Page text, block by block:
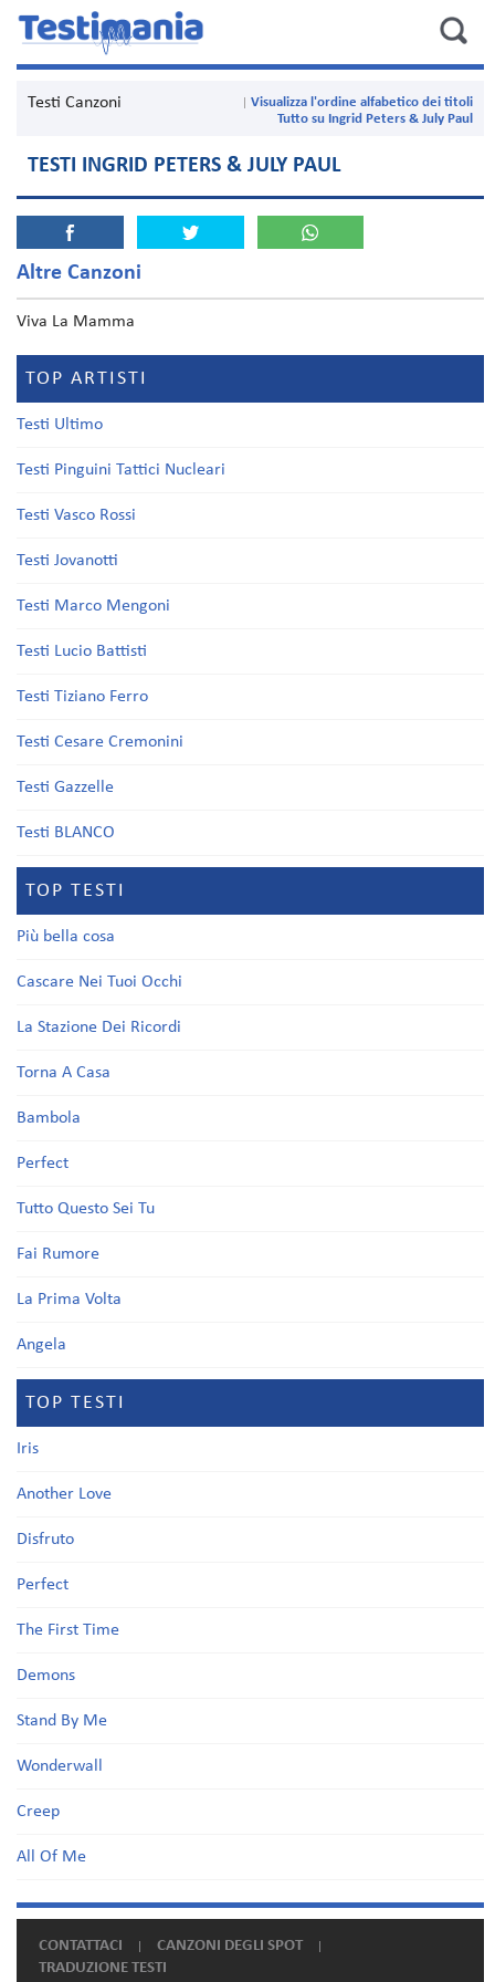
Testi Canzoni
Visualizza l'ordine alfabetico dei titoli
Tutto su Ingrid Peters & July Paul
TESTI INGRID PETERS & JULY PAUL
Altre Canzoni
Viva La Mamma
TOP ARTISTI
Testi Ultimo
Testi Pinguini Tattici Nucleari
Testi Vasco Rossi
Testi Jovanotti
Testi Marco Mengoni
Testi Lucio Battisti
Testi Tiziano Ferro
Testi Cesare Cremonini
Testi Gazzelle
Testi BLANCO
TOP TESTI
Più bella cosa
Cascare Nei Tuoi Occhi
La Stazione Dei Ricordi
Torna A Casa
Bambola
Perfect
Tutto Questo Sei Tu
Fai Rumore
La Prima Volta
Angela
TOP TESTI
Iris
Another Love
Disfruto
Perfect
The First Time
Demons
Stand By Me
Wonderwall
Creep
All Of Me
CONTATTACI
CANZONI DEGLI SPOT
TRADUZIONE TESTI